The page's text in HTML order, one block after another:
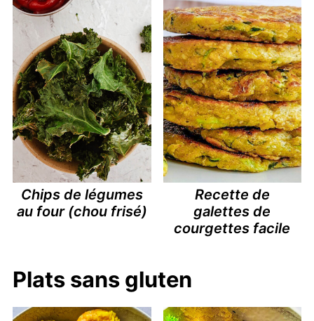
Chips de légumes
au four (chou frisé)
Recette de
galettes de
courgettes facile
Plats sans gluten